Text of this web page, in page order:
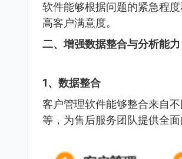
软件能够根据问题的紧急程
高客户满意度。
二、增强数据整合与分析能力
1、数据整合
客户管理软件能够整合来自
等，为售后服务团队提供全面